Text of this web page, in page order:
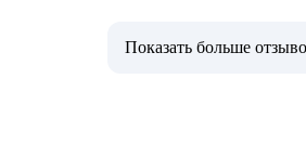
Показать больше